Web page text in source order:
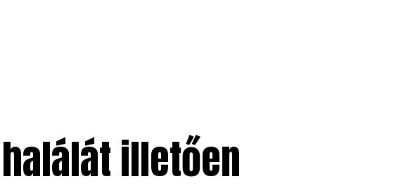
illetően